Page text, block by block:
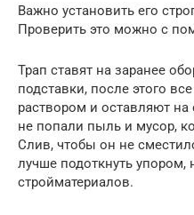
Важно установить его
Проверить это можно с
Трап ставят на заранее
подставки, после этого
раствором и оставляют на
не попали пыль и мусор,
Слив, чтобы он не
лучше подоткнуть упором,
стройматериалов.